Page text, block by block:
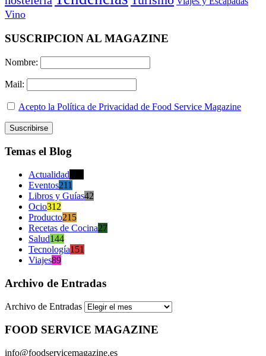
Vino
SUSCRIPCION AL MAGAZINE
Nombre:
Mail:
Acepto la Política de Privacidad de Food Service Magazine
Temas el Blog
Actualidad
Eventos211
Libros y Guías42
Ocio312
Producto215
Recetas de Cocina27
Salud144
Tecnología151
Viajes89
Archivo de Entradas
Archivo de Entradas
FOOD SERVICE MAGAZINE
info@foodservicemagazine.es